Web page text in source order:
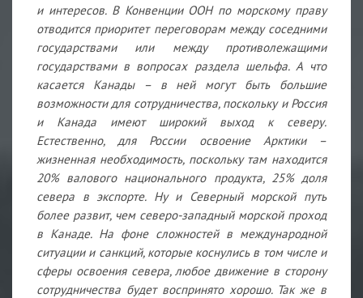
и интересов. В Конвенции ООН по морскому праву
отводится приоритет переговорам между соседними
государствами или между противолежащими
государствами в вопросах раздела шельфа. А что
касается Канады – в ней могут быть большие
возможности для сотрудничества, поскольку и Россия
и Канада имеют широкий выход к северу.
Естественно, для России освоение Арктики –
жизненная необходимость, поскольку там находится
20% валового национального продукта, 25% доля
севера в экспорте. Ну и Северный морской путь
более развит, чем северо-западный морской проход
в Канаде. На фоне сложностей в международной
ситуации и санкций, которые коснулись в том числе и
сферы освоения севера, любое движение в сторону
сотрудничества будет воспринято хорошо. Так же в